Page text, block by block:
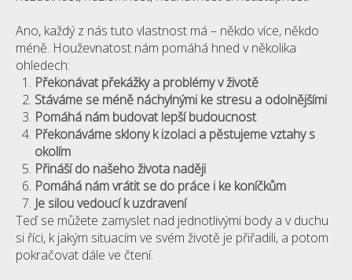
Ano, každý z nás tuto vlastnost má – někdo více, někdo
méně. Houževnatost nám pomáhá hned v několika
ohledech:
Překonávat překážky a problémy v životě
Stáváme se méně náchylnými ke stresu a odolnějšími
Pomáhá nám budovat lepší budoucnost
Překonáváme sklony k izolaci a pěstujeme vztahy s
okolím
Přináší do našeho života naději
Pomáhá nám vrátit se do práce i ke koníčkům
Je silou vedoucí k uzdravení
Teď se můžete zamyslet nad jednotlivými body a v duchu
si říci, k jakým situacím ve svém životě je přiřadili, a potom
pokračovat dále ve čtení.